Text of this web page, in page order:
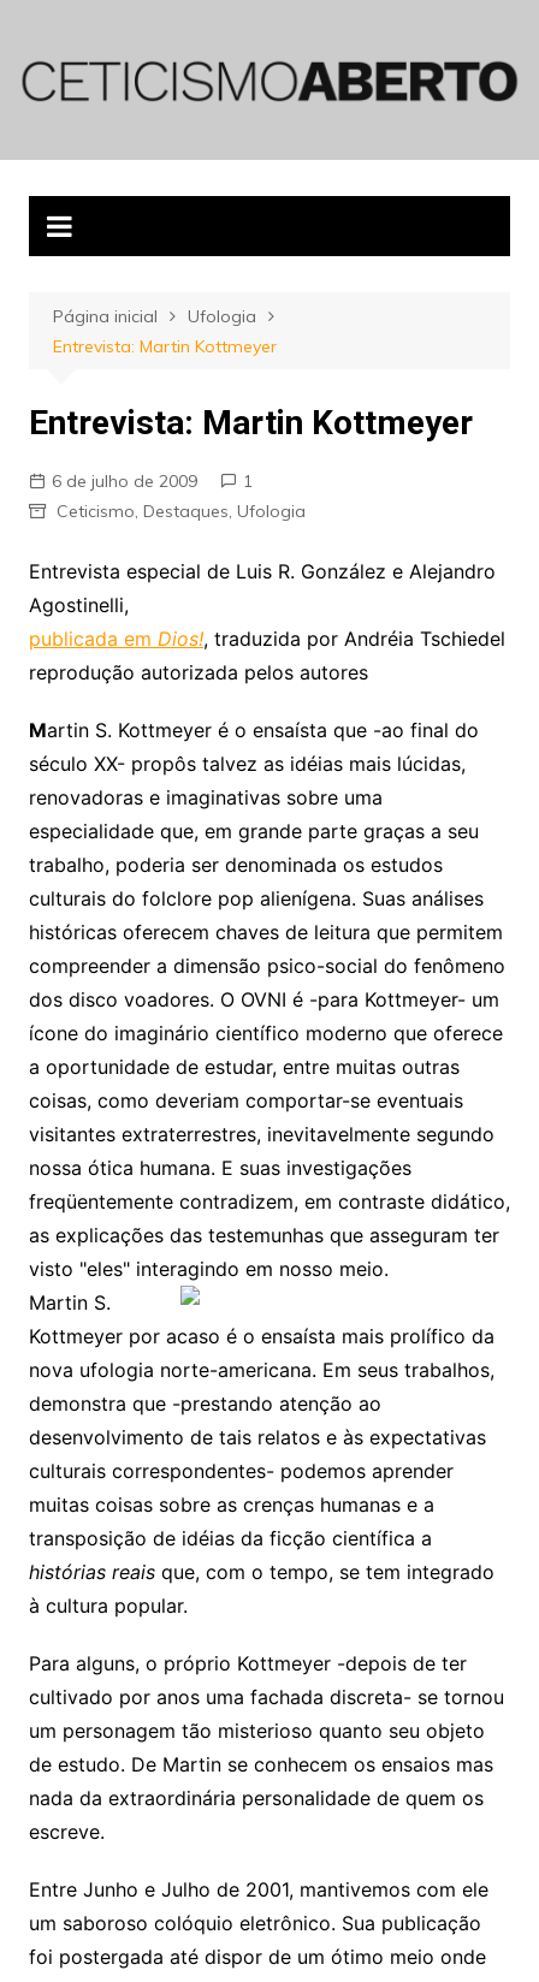
conteúdo
Página inicial
Ufologia
Entrevista: Martin Kottmeyer
Entrevista: Martin Kottmeyer
6 de julho de 2009
1
Ceticismo Destaques Ufologia
Entrevista especial de Luis R. González e Alejandro
Agostinelli,
publicada em Dios!, traduzida por Andréia Tschiedel
reprodução autorizada pelos autores
Martin S. Kottmeyer é o ensaísta que -ao final do
século XX- propôs talvez as idéias mais lúcidas,
renovadoras e imaginativas sobre uma
especialidade que, em grande parte graças a seu
trabalho, poderia ser denominada os estudos
culturais do folclore pop alienígena. Suas análises
históricas oferecem chaves de leitura que permitem
compreender a dimensão psico-social do fenômeno
dos disco voadores. O OVNI é -para Kottmeyer- um
ícone do imaginário científico moderno que oferece
a oportunidade de estudar, entre muitas outras
coisas, como deveriam comportar-se eventuais
visitantes extraterrestres, inevitavelmente segundo
nossa ótica humana. E suas investigações
freqüentemente contradizem, em contraste didático,
as explicações das testemunhas que asseguram ter
visto "eles" interagindo em nosso meio.
Martin S.
Kottmeyer por acaso é o ensaísta mais prolífico da
nova ufologia norte-americana. Em seus trabalhos,
demonstra que -prestando atenção ao
desenvolvimento de tais relatos e às expectativas
culturais correspondentes- podemos aprender
muitas coisas sobre as crenças humanas e a
transposição de idéias da ficção científica a
histórias reaisque, com o tempo, se tem integrado
à cultura popular.
Para alguns, o próprio Kottmeyer -depois de ter
cultivado por anos uma fachada discreta- se tornou
um personagem tão misterioso quanto seu objeto
de estudo. De Martin se conhecem os ensaios mas
nada da extraordinária personalidade de quem os
escreve.
Entre Junho e Julho de 2001, mantivemos com ele
um saboroso colóquio eletrônico. Sua publicação
foi postergada até dispor de um ótimo meio onde